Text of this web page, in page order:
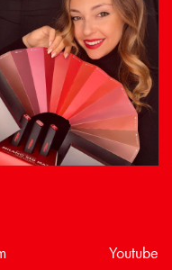
Youtube